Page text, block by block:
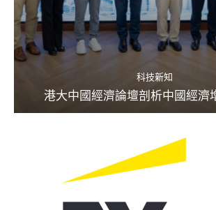
科技新知
港大中國經濟論壇剖析中國經濟